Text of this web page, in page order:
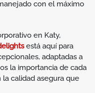
con el máximo
en Katy,
está aquí para
adaptadas a
la importancia de cada
calidad asegura que